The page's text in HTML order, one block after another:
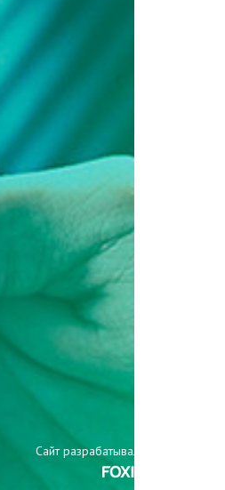
Сайт разрабатывали: